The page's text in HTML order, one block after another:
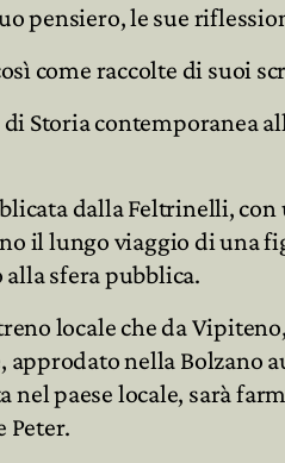
pensiero, le sue
come raccolte di suoi
Storia
dalla Feltrinelli,
il lungo viaggio di
sfera pubblica.
locale che da
approdato nella
paese locale, sarà
Peter.